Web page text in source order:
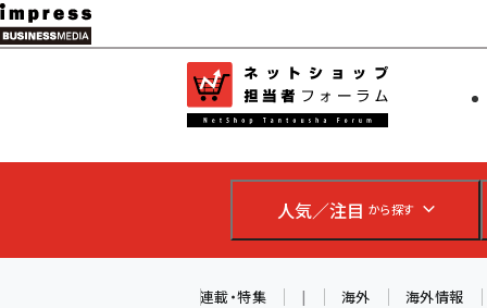
メ
イ
ン
ツ
人気／注目 から探す
連載・特集 | 海外 海外情報